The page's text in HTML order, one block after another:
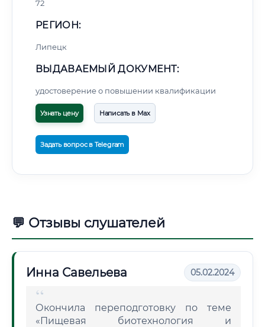
72
РЕГИОН:
Липецк
ВЫДАВАЕМЫЙ ДОКУМЕНТ:
удостоверение о повышении квалификации
Узнать цену Написать в Max
Задать вопрос в Telegram
💬 Отзывы слушателей
Инна Савельева 05.02.2024
Окончила переподготовку по теме
«Пищевая биотехнология и